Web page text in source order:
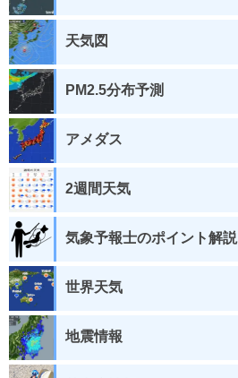
天気図
PM2.5分布予測
アメダス
2週間天気
気象予報士のポイント解説
世界天気
地震情報